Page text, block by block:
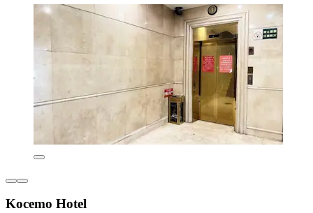
Kocemo Hotel